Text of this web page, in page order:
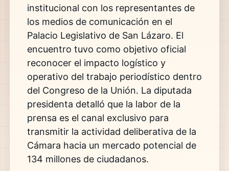
institucional con los representantes de
los medios de comunicación en el
Palacio Legislativo de San Lázaro. El
encuentro tuvo como objetivo oficial
reconocer el impacto logístico y
operativo del trabajo periodístico dentro
del Congreso de la Unión. La diputada
presidenta detalló que la labor de la
prensa es el canal exclusivo para
transmitir la actividad deliberativa de la
Cámara hacia un mercado potencial de
134 millones de ciudadanos.